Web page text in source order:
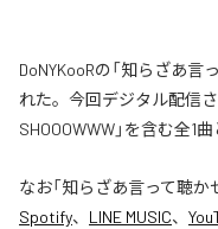
DoNYKooRの「知らざあ言
れた。今回デジタル配信
SHOOOWWW」を含む全1
なお「知らざあ言って聴か
Spotify、 LINE MUSIC、